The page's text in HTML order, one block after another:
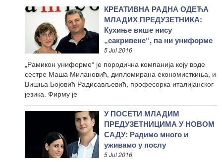
КРЕАТИВНА РАДНА ОДЕЋА
МЛАДИХ ПРЕДУЗЕТНИКА:
Кухиње више нису
„сакривене“, па ни униформе
5 Jul 2016
„Рамикон униформе“ је породична компанија коју воде
сестре Маша Милановић, дипломирана економисткиња, и
Вишња Бојовић Радисављевић, професорка италијанског
језика. Фирму је
У ПОСЕТИ МЛАДИМ
ПРЕДУЗЕТНИЦИМА У НОВОМ
САДУ: Радимо много и
уживамо у послу
5 Jul 2016